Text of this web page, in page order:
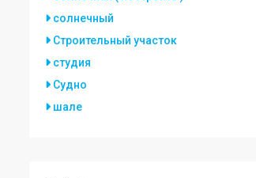
солнечный
Строительный участок
студия
Судно
шале